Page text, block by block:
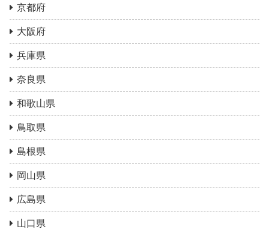
京都府
大阪府
兵庫県
奈良県
和歌山県
鳥取県
島根県
岡山県
広島県
山口県